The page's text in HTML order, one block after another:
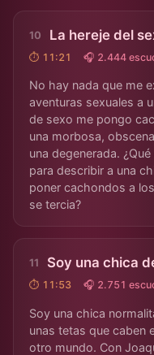
La hereje del
⏱ 11:21 🎧 2.444
No hay nada que me
aventuras sexuales a
de sexo me pongo
una morbosa,
una degenerada.
para describir a una
poner cachondos a
se tercia?
Soy una chica
⏱ 11:53 🎧 2.751
Soy una chica
unas tetas que caben
otro mundo. Con